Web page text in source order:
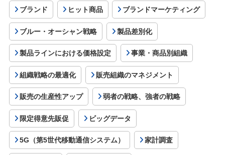
ブランド ヒット商品 ブランドマーケティング
ブルー・オーシャン戦略 製品差別化
製品ラインにおける価格設定 事業・商品別組織
組織戦略の最適化 販売組織のマネジメント
販売の生産性アップ 弱者の戦略、強者の戦略
限定得意先販促 ビッグデータ
5G（第5世代移動通信システム） 家計調査